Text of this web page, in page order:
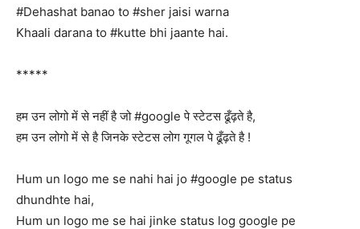
#Dehashat banao to #sher jaisi warna
Khaali darana to #kutte bhi jaante hai.
*****
हम उन लोगो में से नहीं है जो #google पे स्टेटस ढूँढ़ते है,
हम उन लोगो में से है जिनके स्टेटस लोग गूगल पे ढूँढ़ते है !
Hum un logo me se nahi hai jo #google pe status
dhundhte hai,
Hum un logo me se hai jinke status log google pe